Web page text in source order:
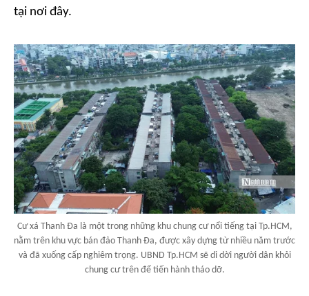
tại nơi đây.
Cư xá Thanh Đa là một trong những khu chung cư nổi tiếng tại Tp.HCM,
nằm trên khu vực bán đảo Thanh Đa, được xây dựng từ nhiều năm trước
và đã xuống cấp nghiêm trọng. UBND Tp.HCM sẽ di dời người dân khỏi
chung cư trên để tiến hành tháo dỡ.